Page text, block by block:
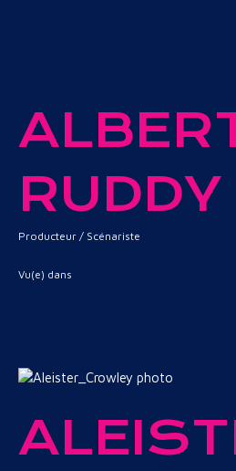
RUDDY
Producteur / Scénariste
Vu(e) dans